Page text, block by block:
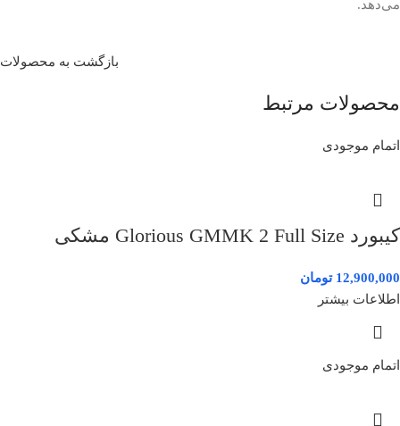
می‌دهد.
بازگشت به محصولات
محصولات مرتبط
اتمام موجودی
کیبورد Glorious GMMK 2 Full Size مشکی
12,900,000 تومان
اطلاعات بیشتر
اتمام موجودی